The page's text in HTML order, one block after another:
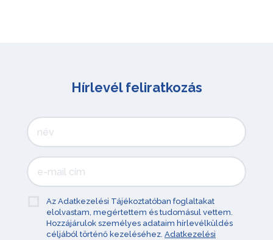
Hírlevél feliratkozás
Az Adatkezelési Tájékoztatóban foglaltakat
elolvastam, megértettem és tudomásul vettem.
Hozzájárulok személyes adataim hírlevélküldés
céljából történő kezeléséhez. Adatkezelési